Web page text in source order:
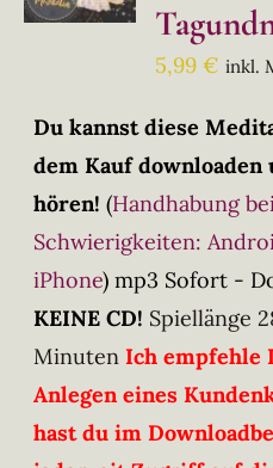
5,99€ inkl.
Du kannst diese
dem Kauf downloaden
hören! (Handhabung
Schwierigkeiten:
iPhone) mp3 Sofort -
KEINE CD! Spiellänge
Minuten Ich empfehle
Anlegen eines
hast du im